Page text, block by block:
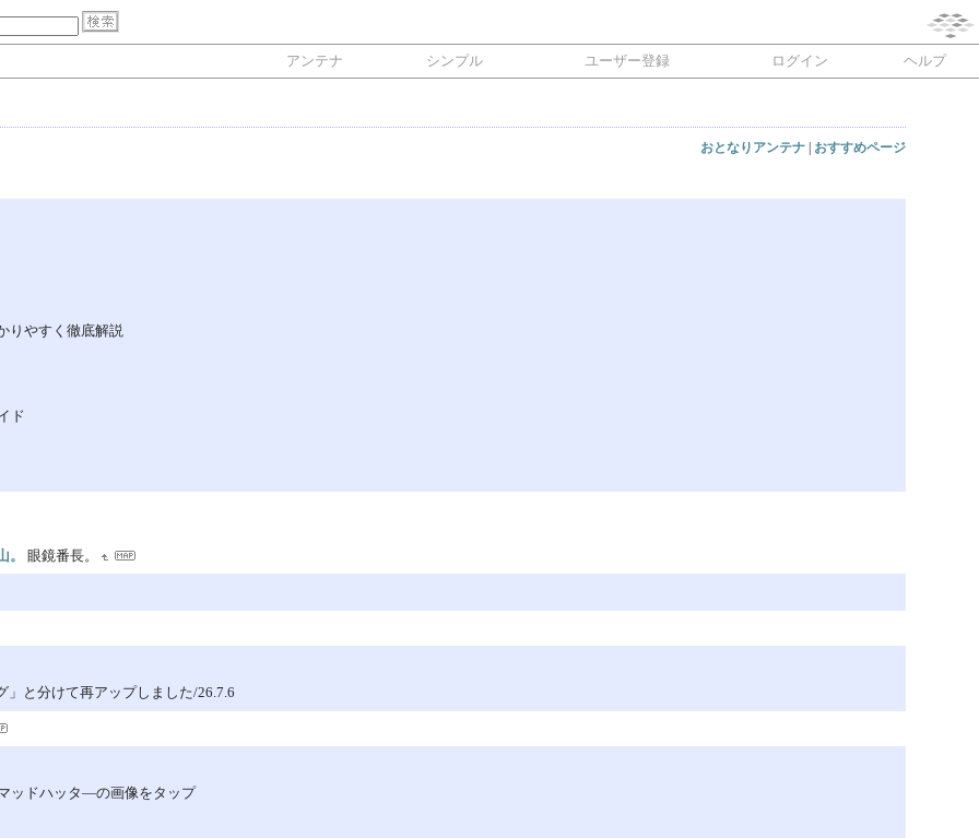
アンテナ シンプル ユーザー登録 ログイン ヘルプ
おとなりアンテナ| おすすめページ
りやすく徹底解説
ド
眼鏡番長。
と分けて再アップしました/26.7.6
ッドハッタ―の画像をタップ